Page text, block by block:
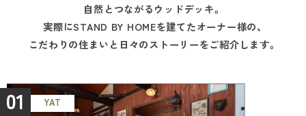
自然とつながるウッドデッキ。
実際にSTAND BY HOMEを建てたオーナー様の、
こだわりの住まいと日々のストーリーをご紹介します。
01 YAT